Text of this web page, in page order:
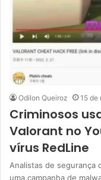
Odilon Queiroz 15 de
Criminosos
Valorant no
vírus RedLine
Analistas de segurança
uma campanha de